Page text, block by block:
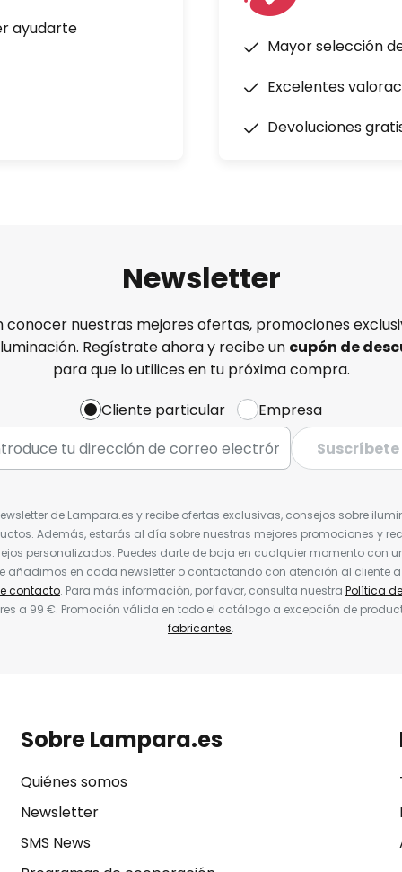
ayudarte
Mayor selección
Excelentes
Devoluciones
Newsletter
conocer nuestras mejores ofertas, promociones
Regístrate ahora y recibe un cupón de
para que lo utilices en tu próxima compra.
Cliente particular
Empresa
Suscríbete
de Lampara.es y recibe ofertas exclusivas, consejos sobre
Además, estarás al día sobre nuestras mejores promociones y
personalizados. Puedes darte de baja en cualquier momento con
añadimos en cada newsletter o contactando con atención al cliente
contacto. Para más información, por favor, consulta nuestra Política
a 99 €. Promoción válida en todo el catálogo a excepción de
fabricantes.
Sobre Lampara.es
Quiénes somos
Newsletter
SMS News